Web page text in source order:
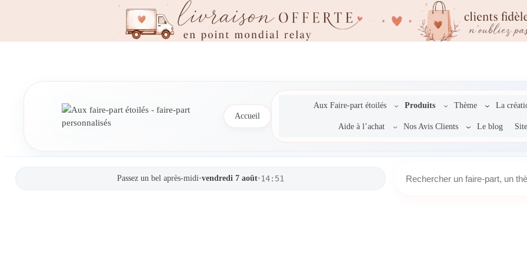
contenu
Accueil
Aux Faire-part étoilés Produits Thème La
Aide à l’achat Nos Avis Clients Le blog
Passez un bel après-midi•vendredi 7 août•14:51